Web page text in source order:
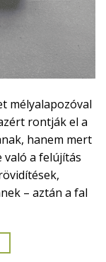
mélyalapozóval
rontják el a
hanem mert
való a felújítás
– aztán a fal